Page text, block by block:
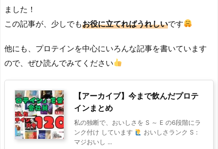
ました！
この記事が、少しでもお役に立てればうれしいです
他にも、プロテインを中心にいろんな記事を書いています
ので、ぜひ読んでみてください
【アーカイブ】今まで飲んだプロテ
インまとめ
私の独断で、おいしさを S ～ E の6段階にラ
ンク付け しています
おいしさランク S：
マジおいし ...